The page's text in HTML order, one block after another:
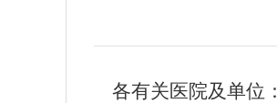
各有关医院及单位：